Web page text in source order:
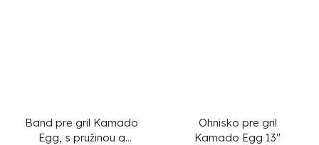
Band pre gril Kamado
Egg, s pružinou a
Ohnisko pre gril
Kamado Egg 13"